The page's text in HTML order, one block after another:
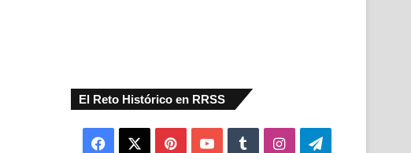
El Reto Histórico en RRSS
Facebook PinterestYouTubeTumblrInstagramTelegram